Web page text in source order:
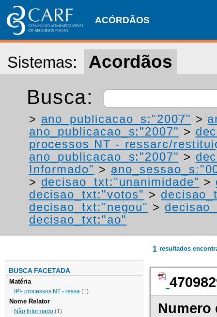
ACÓRDÃOS
Sistemas: Acordãos
Busca:
> ano_publicacao_s:"2007" >
ano_publicacao_s:"2007" >
processos NT - ressarc/
ano_publicacao_s:"2007" >
Informado" >
> decisao_txt:"unanimidade" >
decisao_txt:"votos" >
decisao_txt:"negou" >
decisao_txt:"ao"
BUSCA FACETADA
Matéria
IPI- processos NT - ressa (1)
Nome Relator
Não Informado (1)
1 resultados
Numero